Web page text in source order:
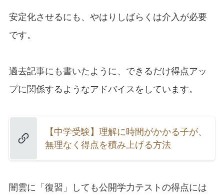
安定化させるにも、やはりしばらくは介入が必要
です。
過去記事にも書いたように、できるだけ得点アッ
プに関係するようなアドバイスをしています。
【中学受験】理解に時間がかかる子が、
無理なく得点を積み上げる方法
闇雲に「復習」しても公開学力テストの得点には